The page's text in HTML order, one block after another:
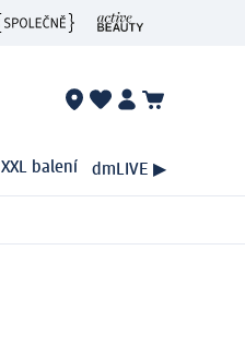
XXL balení dmLIVE ▶